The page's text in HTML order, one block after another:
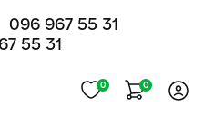
096 967 55 31
0 0